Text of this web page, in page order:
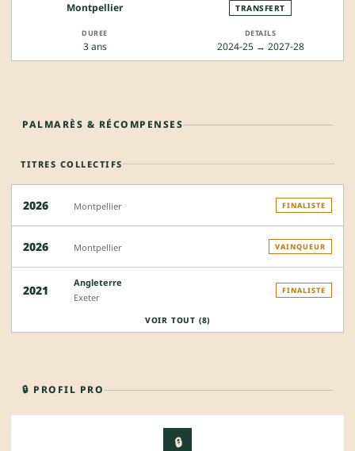
Montpellier TRANSFERT
3 ans 2024-25 → 2027-28
PALMARÈS & RÉCOMPENSES
TITRES COLLECTIFS
2026 Montpellier FINALISTE
2026 Montpellier VAINQUEUR
2021
Angleterre
Exeter
FINALISTE
VOIR TOUT (8)
🔒 PROFIL PRO
🔒